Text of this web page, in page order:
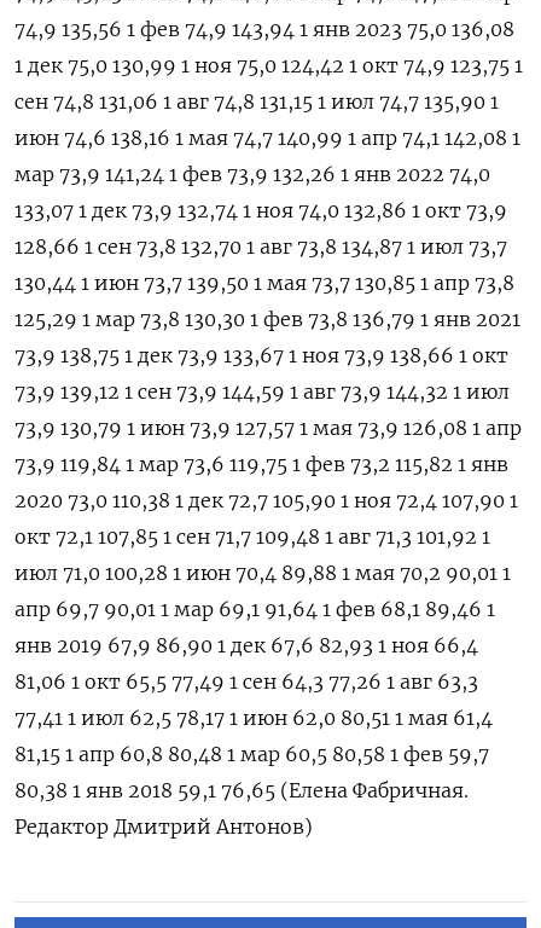
74,9 135,56 1 фев 74,9 143,94 1 янв 2023 75,0 136,08
1 дек 75,0 130,99 1 ноя 75,0 124,42 1 окт 74,9 123,75 1
сен 74,8 131,06 1 авг 74,8 131,15 1 июл 74,7 135,90 1
июн 74,6 138,16 1 мая 74,7 140,99 1 апр 74,1 142,08 1
мар 73,9 141,24 1 фев 73,9 132,26 1 янв 2022 74,0
133,07 1 дек 73,9 132,74 1 ноя 74,0 132,86 1 окт 73,9
128,66 1 сен 73,8 132,70 1 авг 73,8 134,87 1 июл 73,7
130,44 1 июн 73,7 139,50 1 мая 73,7 130,85 1 апр 73,8
125,29 1 мар 73,8 130,30 1 фев 73,8 136,79 1 янв 2021
73,9 138,75 1 дек 73,9 133,67 1 ноя 73,9 138,66 1 окт
73,9 139,12 1 сен 73,9 144,59 1 авг 73,9 144,32 1 июл
73,9 130,79 1 июн 73,9 127,57 1 мая 73,9 126,08 1 апр
73,9 119,84 1 мар 73,6 119,75 1 фев 73,2 115,82 1 янв
2020 73,0 110,38 1 дек 72,7 105,90 1 ноя 72,4 107,90 1
окт 72,1 107,85 1 сен 71,7 109,48 1 авг 71,3 101,92 1
июл 71,0 100,28 1 июн 70,4 89,88 1 мая 70,2 90,01 1
апр 69,7 90,01 1 мар 69,1 91,64 1 фев 68,1 89,46 1
янв 2019 67,9 86,90 1 дек 67,6 82,93 1 ноя 66,4
81,06 1 окт 65,5 77,49 1 сен 64,3 77,26 1 авг 63,3
77,41 1 июл 62,5 78,17 1 июн 62,0 80,51 1 мая 61,4
81,15 1 апр 60,8 80,48 1 мар 60,5 80,58 1 фев 59,7
80,38 1 янв 2018 59,1 76,65 (Елена Фабричная.
Редактор Дмитрий Антонов)